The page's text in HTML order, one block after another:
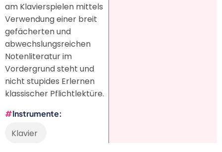
am Klavierspielen mittels
Verwendung einer breit
gefächerten und
abwechslungsreichen
Notenliteratur im
Vordergrund steht und
nicht stupides Erlernen
klassischer Pflichtlektüre.​
Instrumente
Klavier